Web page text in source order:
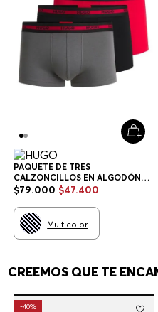
PAQUETE DE TRES
CALZONCILLOS EN ALGODÓN
ELÁSTICO CON LOGOS EN LA
CINTURA CALZONCILLOS
HOMBRE
$79.000 $47.400
Multicolor
CREEMOS QUE TE
-40%